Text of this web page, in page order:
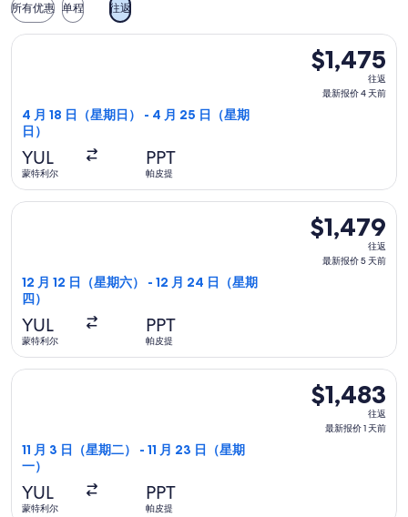
所有优惠 单程 往返
$1,475
往
返,
4
前
$1,475
往返
最新报价 4 天前
4 月 18 日（星期日） - 4 月 25 日（星期
日）
YUL
蒙特利尔
PPT
帕皮提
选择加拿大航空航班，4 月 18 日（星期日）从蒙特利尔前往
$1,479
往
返,
5
前
$1,479
往返
最新报价 5 天前
12 月 12 日（星期六） - 12 月 24 日（星期
四）
YUL
蒙特利尔
PPT
帕皮提
选择加拿大航空航班，12 月 12 日（星期六）从蒙特利尔前
$1,483
往
返,
$1,483
往返
最新报价 1 天前
11 月 3 日（星期二） - 11 月 23 日（星期
一）
YUL
蒙特利尔
PPT
帕皮提
选择联合航空航班，11 月 3 日（星期二）从蒙特利尔前往帕